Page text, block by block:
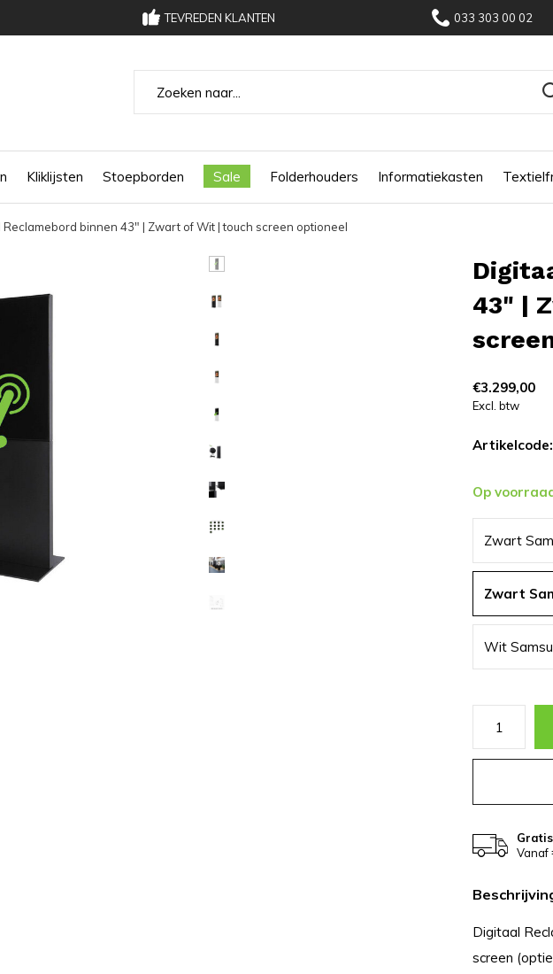
TEVREDEN KLANTEN 033 303 00 02
Kliklijsten Stoepborden Folderhouders
Sale Informatiekasten
Reclamebord binnen 43" | Zwart of Wit | touch screen optioneel
43" |
€3.299,00
Excl. btw
Artikelcode:
Op
Zwart
Zwart
Wit
Vanaf
Digitaal
screen